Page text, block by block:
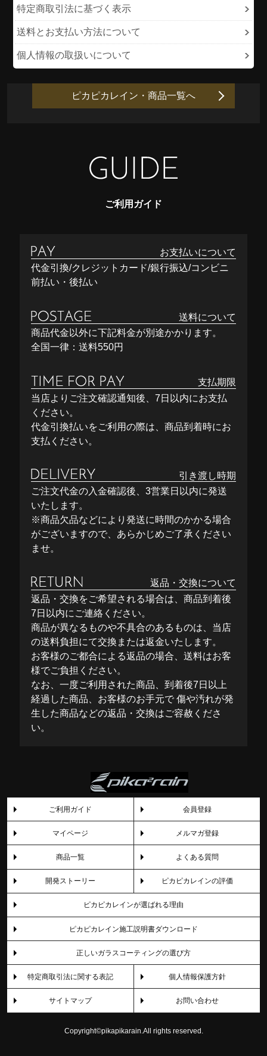
特定商取引法に基づく表示
送料とお支払い方法について
個人情報の取扱いについて
ピカピカレイン・商品一覧へ
ご利用ガイド
お支払いについて
代金引換/クレジットカード/銀行振込/コンビニ
前払い・後払い
送料について
商品代金以外に下記料金が別途かかります。
全国一律：送料550円
支払期限
当店よりご注文確認通知後、7日以内にお支払
ください。
代金引換払いをご利用の際は、商品到着時にお
支払ください。
引き渡し時期
ご注文代金の入金確認後、3営業日以内に発送
いたします。
※商品欠品などにより発送に時間のかかる場合
がございますので、あらかじめご了承ください
ませ。
返品・交換について
返品・交換をご希望される場合は、商品到着後
7日以内にご連絡ください。
商品が異なるものや不具合のあるものは、当店
の送料負担にて交換または返金いたします。
お客様のご都合による返品の場合、送料はお客
様でご負担ください。
なお、一度ご利用された商品、到着後7日以上
経過した商品、お客様のお手元で 傷や汚れが発
生した商品などの返品・交換はご容赦くださ
い。
ご利用ガイド 会員登録
マイページ メルマガ登録
商品一覧 よくある質問
開発ストーリー ピカピカレインの評価
ピカピカレインが選ばれる理由
ピカピカレイン施工説明書ダウンロード
正しいガラスコーティングの選び方
特定商取引法に関する表記 個人情報保護方針
サイトマップ お問い合わせ
Copyright©pikapikarain.All rights reserved.